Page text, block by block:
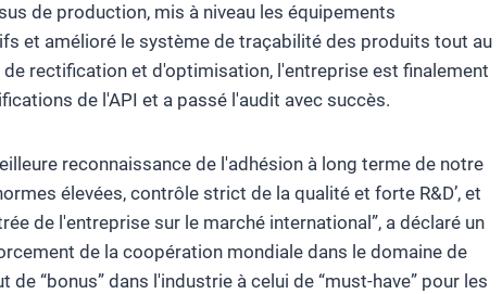
de production, mis à niveau les équipements
et amélioré le système de traçabilité des produits tout au
rectification et d'optimisation, l'entreprise est finalement
de l'API et a passé l'audit avec succès.
reconnaissance de l'adhésion à long terme de notre
élevées, contrôle strict de la qualité et forte R&D’, et
de l'entreprise sur le marché international”, a déclaré un
de la coopération mondiale dans le domaine de
“bonus” dans l'industrie à celui de “must-have” pour les